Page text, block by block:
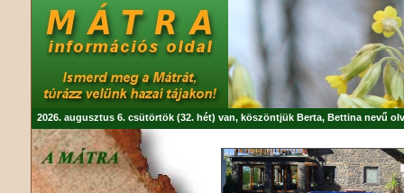
2026. augusztus 6. csütörtök (32. hét) van, köszöntjük Berta, Bettina nevű